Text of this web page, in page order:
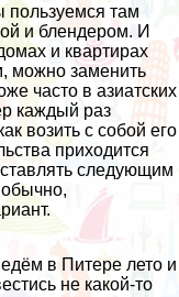
пользуемся там
и блендером. И
и квартирах
можно заменить
часто в азиатских
каждый раз
возить с собой его
приходится
следующим
в Питере лето и
не какой-то